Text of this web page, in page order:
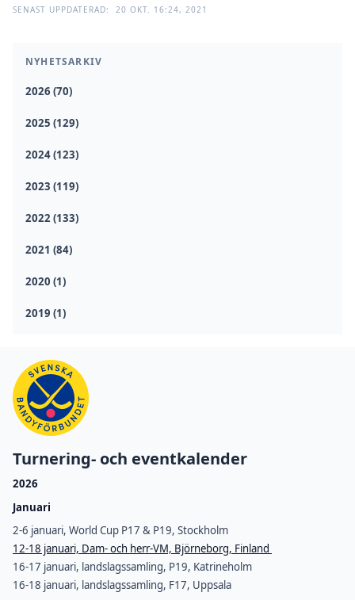
NYHETSARKIV
2026 (70)
2025 (129)
2024 (123)
2023 (119)
2022 (133)
2021 (84)
2020 (1)
2019 (1)
SENAST UPPDATERAD: 20 OKT. 16:24, 2021
Turnering- och eventkalender
2026
Januari
2-6 januari, World Cup P17 & P19, Stockholm
12-18 januari, Dam- och herr-VM, Björneborg, Finland
16-17 januari, landslagssamling, P19, Katrineholm
16-18 januari, landslagssamling, F17, Uppsala